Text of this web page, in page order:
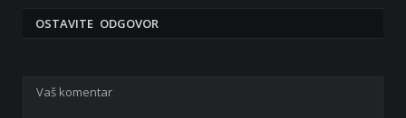
OSTAVITE ODGOVOR